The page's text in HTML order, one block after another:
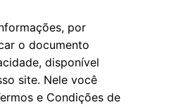
por
o documento
disponível
site. Nele você
e Condições de